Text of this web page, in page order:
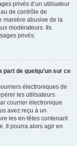
privés d’un utilisateur
de contrôle de
manière abusive de la
modérateurs. Ils
privés.
de quelqu’un sur ce
électroniques de
les utilisateurs
courrier électronique
avez reçu à un
les en-têtes contenant
Il pourra alors agir en